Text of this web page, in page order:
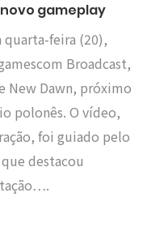
gameplay
quarta-feira (20),
Broadcast,
New Dawn, próximo
polonês. O vídeo,
foi guiado pelo
destacou